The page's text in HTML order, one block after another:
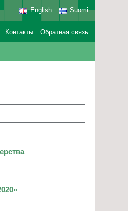
Контакты Обратная связь
English Suomi